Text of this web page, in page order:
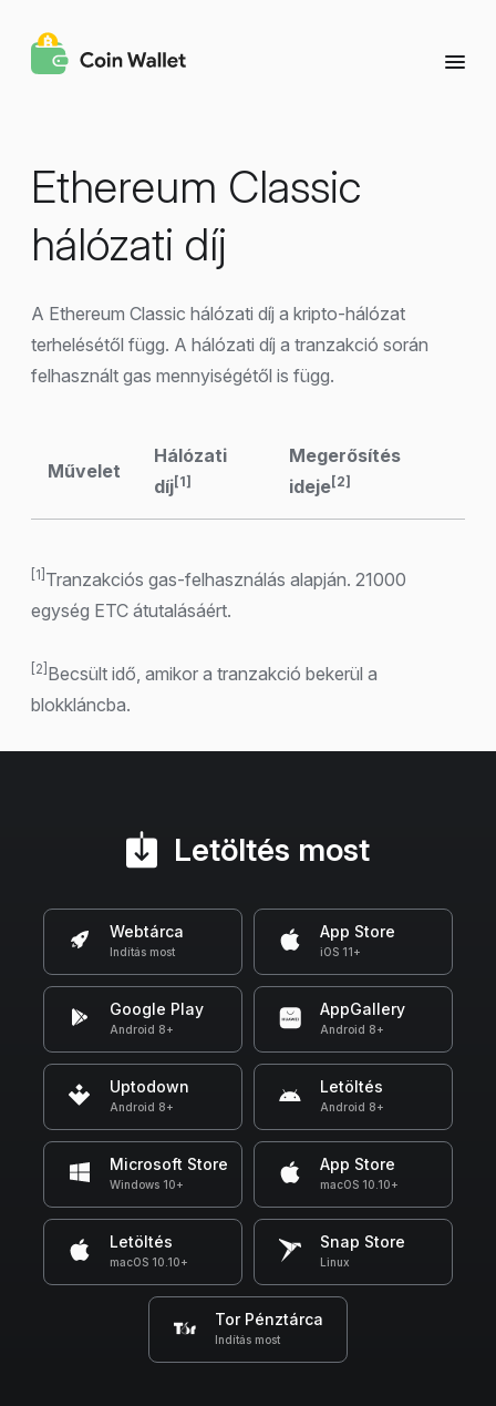
Ethereum Classic
hálózati díj
A Ethereum Classic hálózati díj a kripto-hálózat
terhelésétől függ. A hálózati díj a tranzakció során
felhasznált gas mennyiségétől is függ.
Művelet
Hálózati
díj[1]
Megerősítés
ideje[2]
[1] Tranzakciós gas-felhasználás alapján. 21000
egység ETC átutalásáért.
[2] Becsült idő, amikor a tranzakció bekerül a
blokkláncba.
Letöltés most
Webtárca
Indítás most
App Store
iOS 11+
Google Play
Android 8+
AppGallery
Android 8+
Uptodown
Android 8+
Letöltés
Android 8+
Microsoft Store
Windows 10+
App Store
macOS 10.10+
Letöltés
macOS 10.10+
Snap Store
Linux
Tor Pénztárca
Indítás most